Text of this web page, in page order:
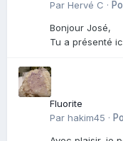
Par Hervé C ·
Bonjour José,
Tu a présenté
Fluorite
Par hakim45 ·